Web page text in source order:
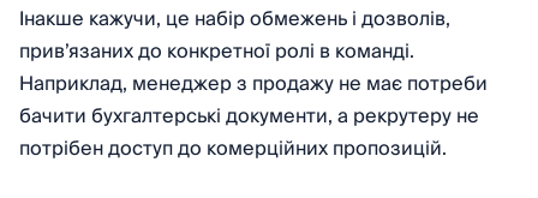
Інакше кажучи, це набір обмежень і дозволів,
прив’язаних до конкретної ролі в команді.
Наприклад, менеджер з продажу не має потреби
бачити бухгалтерські документи, а рекрутеру не
потрібен доступ до комерційних пропозицій.